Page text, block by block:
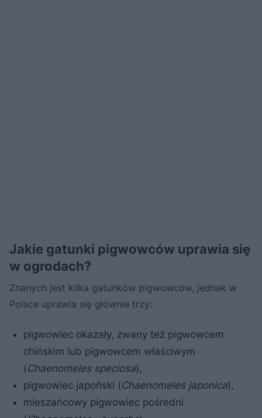
Jakie gatunki pigwowców uprawia się
w ogrodach?
Znanych jest kilka gatunków pigwowców, jednak w
Polsce uprawia się głównie trzy:
pigwowiec okazały, zwany też pigwowcem
chińskim lub pigwowcem właściwym
(Chaenomeles speciosa),
pigwowiec japoński (Chaenomeles japonica),
mieszańcowy pigwowiec pośredni